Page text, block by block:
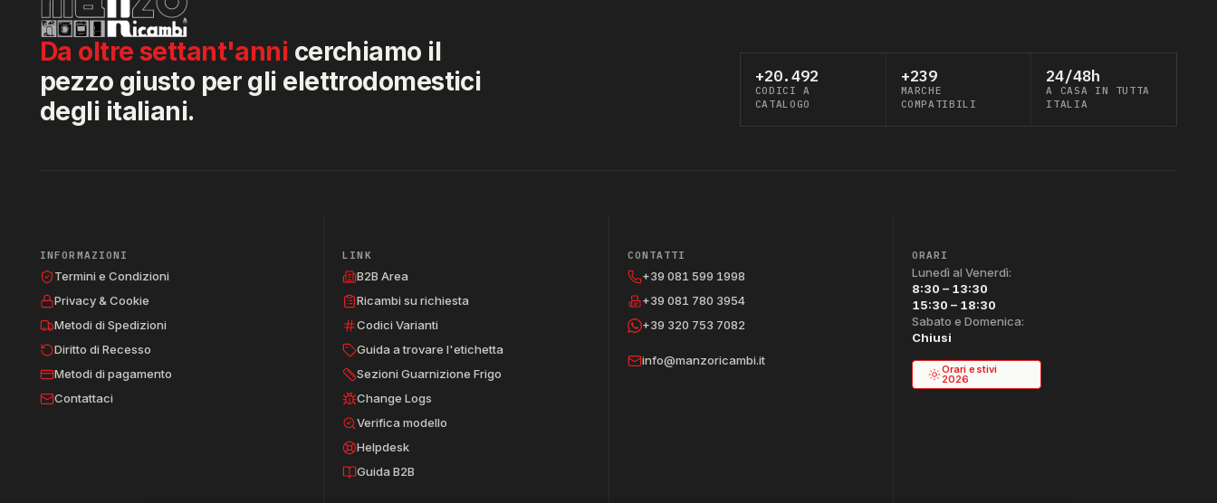
Da oltre settant'anni cerchiamo il
pezzo giusto per gli elettrodomestici
degli italiani.
+20.492
CODICI A
CATALOGO
+239
MARCHE
COMPATIBILI
24/48h
A CASA IN TUTTA
ITALIA
INFORMAZIONI
Termini e Condizioni
Privacy & Cookie
Metodi di Spedizioni
Diritto di Recesso
Metodi di pagamento
Contattaci
LINK
B2B Area
Ricambi su richiesta
Codici Varianti
Guida a trovare l'etichetta
Sezioni Guarnizione Frigo
Change Logs
Verifica modello
Helpdesk
Guida B2B
CONTATTI
+39 081 599 1998
+39 081 780 3954
+39 320 753 7082
info@manzoricambi.it
ORARI
Lunedì al Venerdì:
8:30 – 13:30
15:30 – 18:30
Sabato e Domenica:
Chiusi
Orari estivi
2026